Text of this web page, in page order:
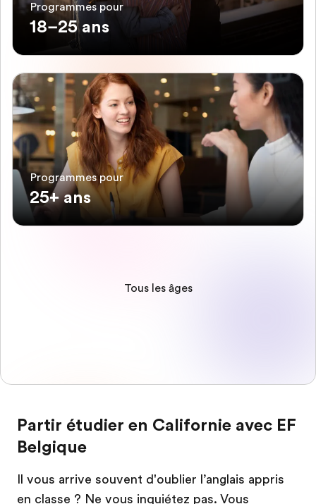
Programmes pour
18–25 ans
Programmes pour
25+ ans
Tous les âges
Partir étudier en Californie avec EF
Belgique
Il vous arrive souvent d'oublier l’anglais appris
en classe ? Ne vous inquiétez pas. Vous